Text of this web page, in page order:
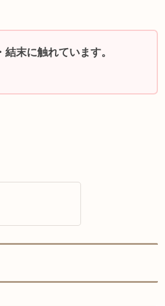
末に触れています。